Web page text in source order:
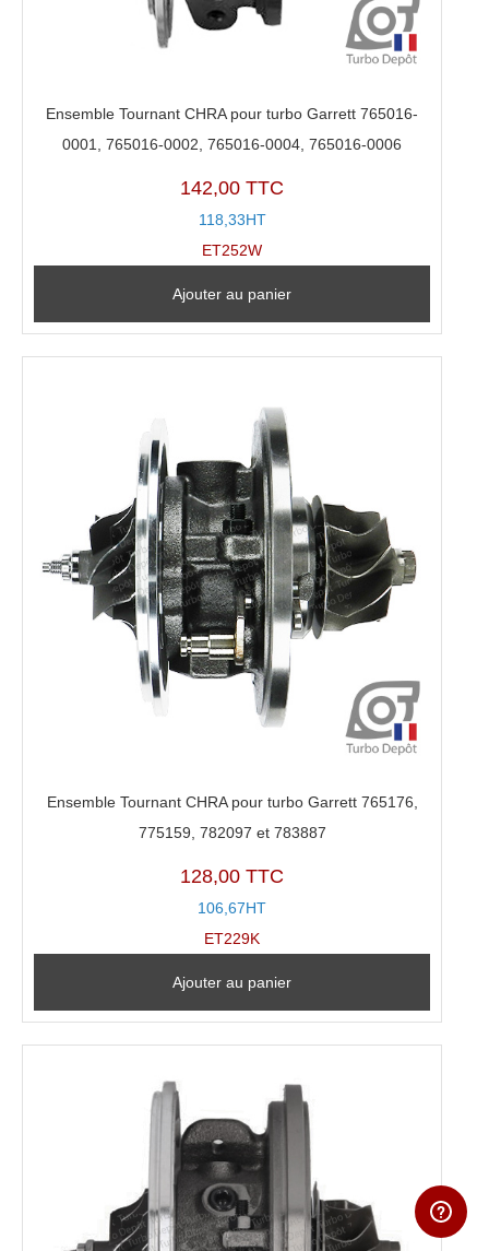
Ensemble Tournant CHRA pour turbo Garrett 765016-
0001, 765016-0002, 765016-0004, 765016-0006
142,00 TTC
118,33HT
ET252W
Ajouter au panier
Ensemble Tournant CHRA pour turbo Garrett 765176,
775159, 782097 et 783887
128,00 TTC
106,67HT
ET229K
Ajouter au panier